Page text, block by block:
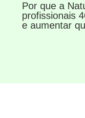
Por que a
profissionais
e aumentar